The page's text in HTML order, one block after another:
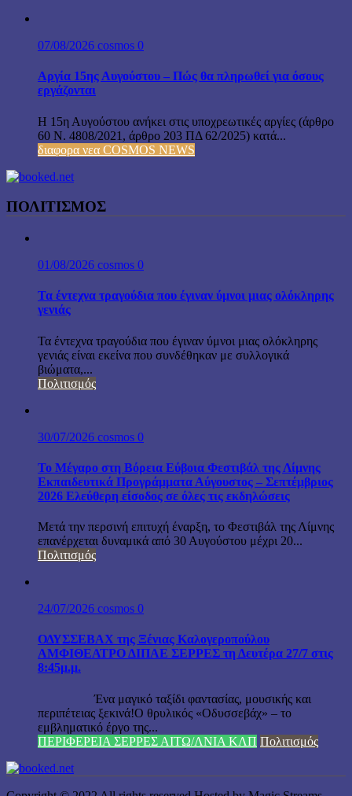
07/08/2026 cosmos 0
Αργία 15ης Αυγούστου – Πώς θα πληρωθεί για όσους
εργάζονται
Η 15η Αυγούστου ανήκει στις υποχρεωτικές αργίες (άρθρο
60 Ν. 4808/2021, άρθρο 203 ΠΔ 62/2025) κατά...
διαφορα νεα COSMOS NEWS
ΠΟΛΙΤΙΣΜΟΣ
01/08/2026 cosmos 0
Τα έντεχνα τραγούδια που έγιναν ύμνοι μιας ολόκληρης
γενιάς
Τα έντεχνα τραγούδια που έγιναν ύμνοι μιας ολόκληρης
γενιάς είναι εκείνα που συνδέθηκαν με συλλογικά
βιώματα,...
Πολιτισμός
30/07/2026 cosmos 0
Το Μέγαρο στη Βόρεια Εύβοια Φεστιβάλ της Λίμνης
Εκπαιδευτικά Προγράμματα Αύγουστος – Σεπτέμβριος
2026 Ελεύθερη είσοδος σε όλες τις εκδηλώσεις
Μετά την περσινή επιτυχή έναρξη, το Φεστιβάλ της Λίμνης
επανέρχεται δυναμικά από 30 Αυγούστου μέχρι 20...
Πολιτισμός
24/07/2026 cosmos 0
ΟΔΥΣΣΕΒΑΧ της Ξένιας Καλογεροπούλου
ΑΜΦΙΘΕΑΤΡΟ ΔΙΠΑΕ ΣΕΡΡΕΣ τη Δευτέρα 27/7 στις
8:45μ.μ.
Ένα μαγικό ταξίδι φαντασίας, μουσικής και
περιπέτειας ξεκινά!Ο θρυλικός «Οδυσσεβάχ» – το
εμβληματικό έργο της...
ΠΕΡΙΦΕΡΕΙΑ ΣΕΡΡΕΣ ΑΙΤΩ/ΛΝΙΑ ΚΛΠ Πολιτισμός